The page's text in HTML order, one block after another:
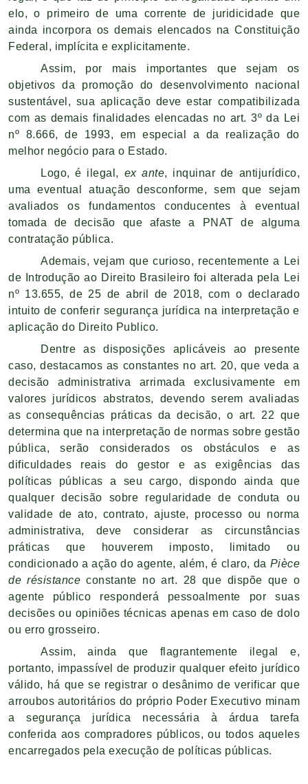
elo, o primeiro de uma corrente de juridicidade que
ainda incorpora os demais elencados na Constituição
Federal, implícita e explicitamente.
Assim, por mais importantes que sejam os
objetivos da promoção do desenvolvimento nacional
sustentável, sua aplicação deve estar compatibilizada
com as demais finalidades elencadas no art. 3º da Lei
nº 8.666, de 1993, em especial a da realização do
melhor negócio para o Estado.
Logo, é ilegal, ex ante, inquinar de antijurídico,
uma eventual atuação desconforme, sem que sejam
avaliados os fundamentos conducentes à eventual
tomada de decisão que afaste a PNAT de alguma
contratação pública.
Ademais, vejam que curioso, recentemente a Lei
de Introdução ao Direito Brasileiro foi alterada pela Lei
nº 13.655, de 25 de abril de 2018, com o declarado
intuito de conferir segurança jurídica na interpretação e
aplicação do Direito Publico.
Dentre as disposições aplicáveis ao presente
caso, destacamos as constantes no art. 20, que veda a
decisão administrativa arrimada exclusivamente em
valores jurídicos abstratos, devendo serem avaliadas
as consequências práticas da decisão, o art. 22 que
determina que na interpretação de normas sobre gestão
pública, serão considerados os obstáculos e as
dificuldades reais do gestor e as exigências das
políticas públicas a seu cargo, dispondo ainda que
qualquer decisão sobre regularidade de conduta ou
validade de ato, contrato, ajuste, processo ou norma
administrativa, deve considerar as circunstâncias
práticas que houverem imposto, limitado ou
condicionado a ação do agente, além, é claro, da Pièce
de résistance constante no art. 28 que dispõe que o
agente público responderá pessoalmente por suas
decisões ou opiniões técnicas apenas em caso de dolo
ou erro grosseiro.
Assim, ainda que flagrantemente ilegal e,
portanto, impassível de produzir qualquer efeito jurídico
válido, há que se registrar o desânimo de verificar que
arroubos autoritários do próprio Poder Executivo minam
a segurança jurídica necessária à árdua tarefa
conferida aos compradores públicos, ou todos aqueles
encarregados pela execução de políticas públicas.